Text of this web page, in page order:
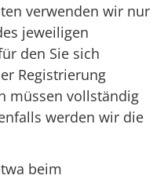
verwenden wir nur
jeweiligen
den Sie sich
Registrierung
müssen vollständig
werden wir die
beim